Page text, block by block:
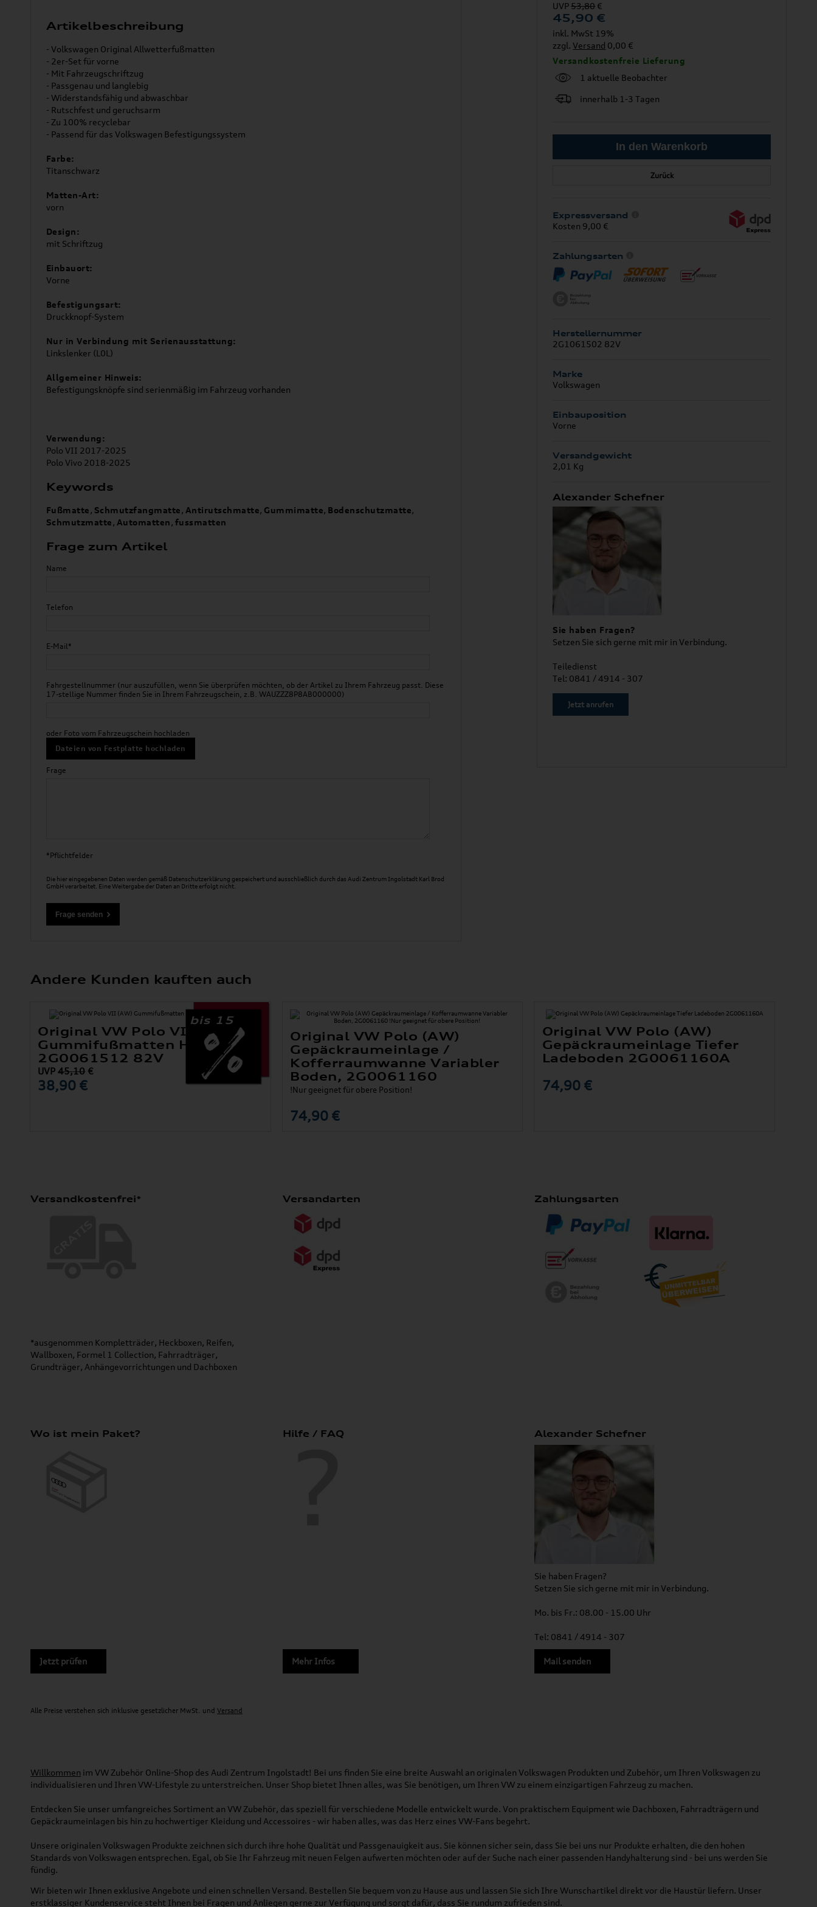
Artikelbeschreibung
- Volkswagen Original Allwetterfußmatten
- 2er-Set für vorne
- Mit Fahrzeugschriftzug
- Passgenau und langlebig
- Widerstandsfähig und abwaschbar
- Rutschfest und geruchsarm
- Zu 100% recyclebar
- Passend für das Volkswagen Befestigungssystem
Farbe:
Titanschwarz
Matten-Art:
vorn
Design:
mit Schriftzug
Einbauort:
Vorne
Befestigungsart:
Druckknopf-System
Nur in Verbindung mit Serienausstattung:
Linkslenker (L0L)
Allgemeiner Hinweis:
Befestigungsknöpfe sind serienmäßig im Fahrzeug vorhanden
Verwendung:
Polo VII 2017-2025
Polo Vivo 2018-2025
Keywords
Fußmatte, Schmutzfangmatte, Antirutschmatte, Gummimatte, Bodenschutzmatte,
Schmutzmatte, Automatten, fussmatten
Frage zum Artikel
Name
Telefon
E-Mail*
Fahrgestellnummer (nur auszufüllen, wenn Sie überprüfen möchten, ob der Artikel zu Ihrem Fahrzeug passt. Diese
17-stellige Nummer finden Sie in Ihrem Fahrzeugschein, z.B. WAUZZZ8P8AB000000)
oder Foto vom Fahrzeugschein hochladen
Dateien von Festplatte hochladen
Frage
*Pflichtfelder
Die hier eingegebenen Daten werden gemäß Datenschutzerklärung gespeichert und ausschließlich durch das Audi Zentrum Ingolstadt Karl Brod
GmbH verarbeitet. Eine Weitergabe der Daten an Dritte erfolgt nicht.
UVP53,80 €
45,90 €
inkl. MwSt 19%
zzgl.Versand 0,00 €
Versandkostenfreie Lieferung
1 aktuelle Beobachter
innerhalb 1-3 Tagen
Zurück
Expressversand
Kosten 9,00 €
Zahlungsarten
Herstellernummer
2G1061502 82V
Marke
Volkswagen
Einbauposition
Vorne
Versandgewicht
2,01 Kg
Alexander Schefner
Sie haben Fragen?
Setzen Sie sich gerne mit mir in Verbindung.
Teiledienst
Tel: 0841 / 4914 - 307
Jetzt anrufen
Andere Kunden kauften auch
bis 15
Original VW Polo VII (AW)
Gummifußmatten Hinten
2G0061512 82V
UVP45,10 €
38,90 €
Original VW Polo (AW)
Gepäckraumeinlage /
Kofferraumwanne Variabler
Boden, 2G0061160
!Nur geeignet für obere Position!
74,90 €
Original VW Polo (AW)
Gepäckraumeinlage Tiefer
Ladeboden 2G0061160A
74,90 €
Versandkostenfrei*
*ausgenommen Kompletträder, Heckboxen, Reifen,
Wallboxen, Formel 1 Collection, Fahrradträger,
Grundträger, Anhängevorrichtungen und Dachboxen
Versandarten Zahlungsarten
Wo ist mein Paket?
Jetzt prüfen
Hilfe / FAQ
Mehr Infos
Alexander Schefner
Sie haben Fragen?
Setzen Sie sich gerne mit mir in Verbindung.
Mo. bis Fr.: 08.00 - 15.00 Uhr
Tel: 0841 / 4914 - 307
Mail senden
Alle Preise verstehen sich inklusive gesetzlicher MwSt. und Versand
Willkommen im VW Zubehör Online-Shop des Audi Zentrum Ingolstadt! Bei uns finden Sie eine breite Auswahl an originalen Volkswagen Produkten und Zubehör, um Ihren Volkswagen zu
individualisieren und Ihren VW-Lifestyle zu unterstreichen. Unser Shop bietet Ihnen alles, was Sie benötigen, um Ihren VW zu einem einzigartigen Fahrzeug zu machen.
Entdecken Sie unser umfangreiches Sortiment an VW Zubehör, das speziell für verschiedene Modelle entwickelt wurde. Von praktischem Equipment wie Dachboxen, Fahrradträgern und
Gepäckraumeinlagen bis hin zu hochwertiger Kleidung und Accessoires - wir haben alles, was das Herz eines VW-Fans begehrt.
Unsere originalen Volkswagen Produkte zeichnen sich durch ihre hohe Qualität und Passgenauigkeit aus. Sie können sicher sein, dass Sie bei uns nur Produkte erhalten, die den hohen
Standards von Volkswagen entsprechen. Egal, ob Sie Ihr Fahrzeug mit neuen Felgen aufwerten möchten oder auf der Suche nach einer passenden Handyhalterung sind - bei uns werden Sie
fündig.
Wir bieten wir Ihnen exklusive Angebote und einen schnellen Versand. Bestellen Sie bequem von zu Hause aus und lassen Sie sich Ihre Wunschartikel direkt vor die Haustür liefern. Unser
erstklassiger Kundenservice steht Ihnen bei Fragen und Anliegen gerne zur Verfügung und sorgt dafür, dass Sie rundum zufrieden sind.